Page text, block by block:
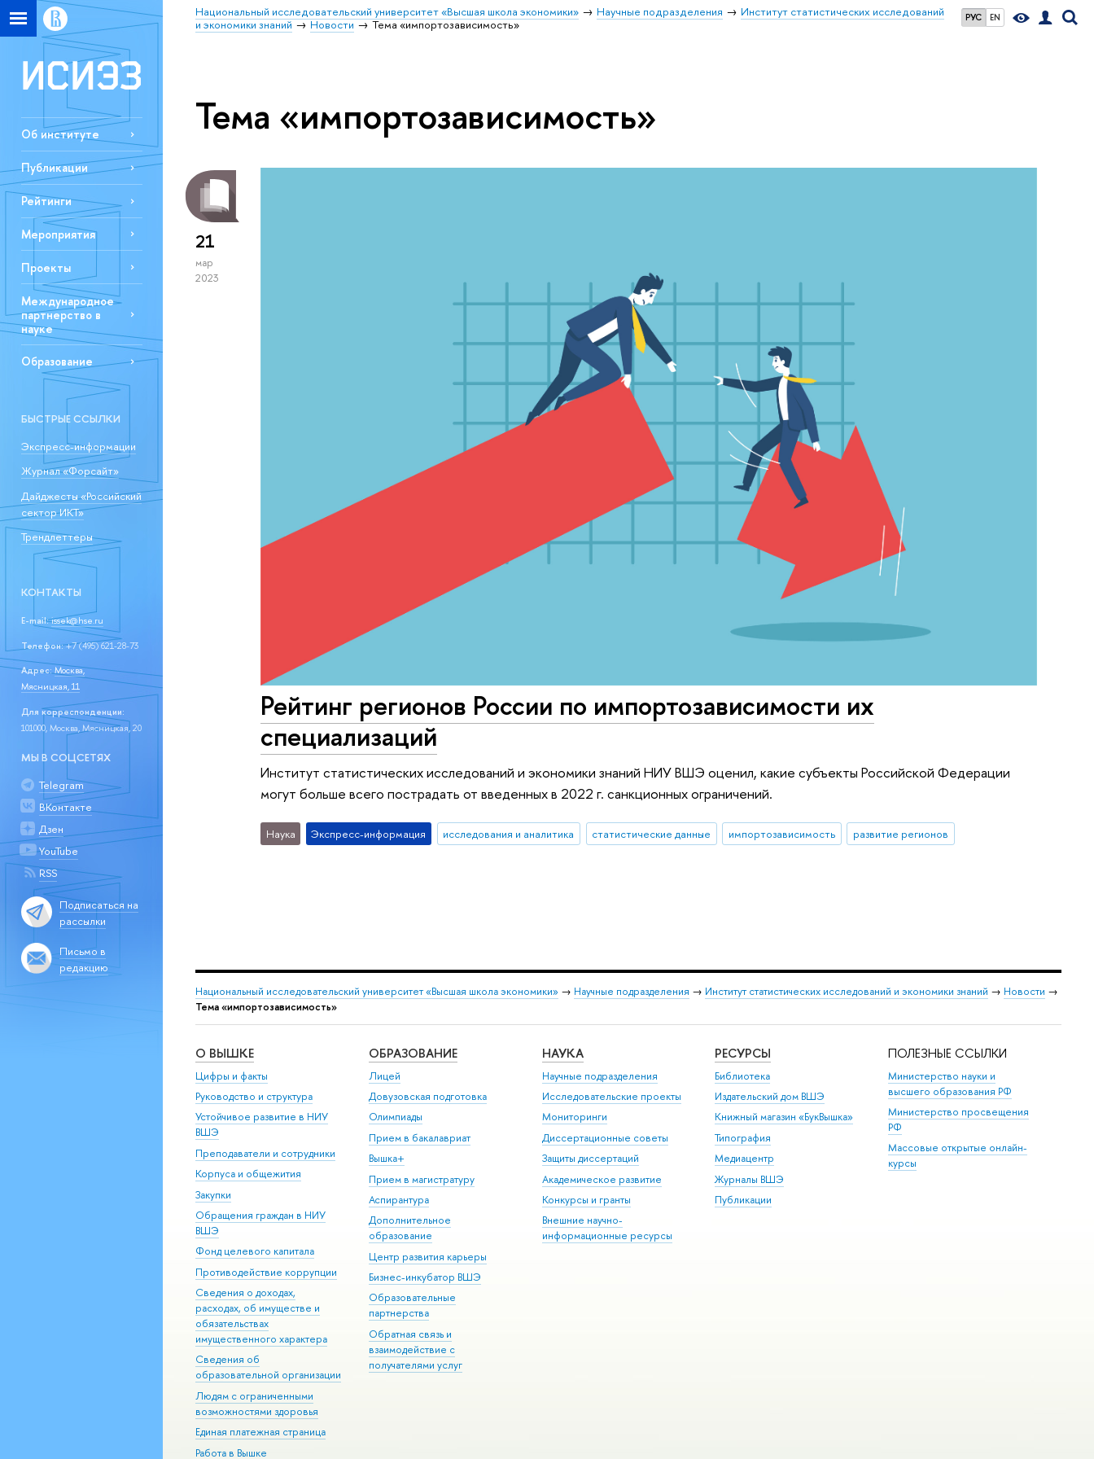
РУС EN
Национальный исследовательский университет «Высшая школа экономики» Научные подразделения
Институт статистических исследований
и экономики знаний
Новости Тема «импортозависимость»
Об институте
Публикации
Рейтинги
Мероприятия
Проекты
Международное
партнерство в
науке
Образование
БЫСТРЫЕ ССЫЛКИ
Экспресс-информации
Журнал «Форсайт»
Дайджесты «Российский
сектор ИКТ»
Трендлеттеры
КОНТАКТЫ
E-mail:issek@hse.ru
Телефон:+7 (495) 621-28-73
Адрес: Москва,
Мясницкая, 11
Для корреспонденции:
101000, Москва, Мясницкая, 20
МЫ В СОЦСЕТЯХ
Telegram
ВКонтакте
Дзен
YouTube
RSS
Подписаться на
рассылки
Письмо в
редакцию
Тема «импортозависимость»
21
мар
2023
Рейтинг регионов России по импортозависимости их
специализаций
Институт статистических исследований и экономики знаний НИУ ВШЭ оценил, какие субъекты Российской Федерации
могут больше всего пострадать от введенных в 2022 г. санкционных ограничений.
Наука Экспресс-информация исследования и аналитика статистические данные импортозависимость развитие регионов
Национальный исследовательский университет «Высшая школа экономики» → Научные подразделения → Институт статистических исследований и экономики знаний → Новости →
Тема «импортозависимость»
О ВЫШКЕ
Цифры и факты
Руководство и структура
Устойчивое развитие в НИУ
ВШЭ
Преподаватели и сотрудники
Корпуса и общежития
Закупки
Обращения граждан в НИУ
ВШЭ
Фонд целевого капитала
Противодействие коррупции
Сведения о доходах,
расходах, об имуществе и
обязательствах
имущественного характера
Сведения об
образовательной организации
Людям с ограниченными
возможностями здоровья
Единая платежная страница
Работа в Вышке
ОБРАЗОВАНИЕ
Лицей
Довузовская подготовка
Олимпиады
Прием в бакалавриат
Вышка+
Прием в магистратуру
Аспирантура
Дополнительное
образование
Центр развития карьеры
Бизнес-инкубатор ВШЭ
Образовательные
партнерства
Обратная связь и
взаимодействие с
получателями услуг
НАУКА
Научные подразделения
Исследовательские проекты
Мониторинги
Диссертационные советы
Защиты диссертаций
Академическое развитие
Конкурсы и гранты
Внешние научно-
информационные ресурсы
РЕСУРСЫ
Библиотека
Издательский дом ВШЭ
Книжный магазин «БукВышка»
Типография
Медиацентр
Журналы ВШЭ
Публикации
ПОЛЕЗНЫЕ ССЫЛКИ
Министерство науки и
высшего образования РФ
Министерство просвещения
РФ
Массовые открытые онлайн-
курсы